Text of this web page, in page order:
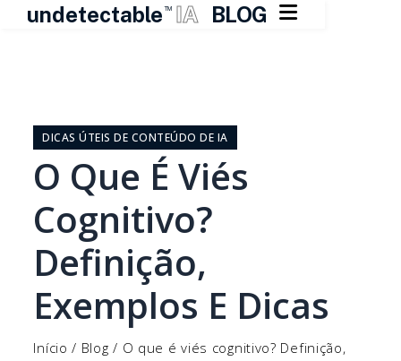
undetectable TM IA BLOG 
conteúdo
DICAS ÚTEIS DE CONTEÚDO DE IA
O Que É Viés
Cognitivo?
Definição,
Exemplos E Dicas
Início / Blog / O que é viés cognitivo? Definição,